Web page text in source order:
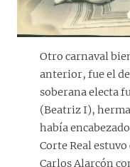
Otro carnaval
anterior, fue el
soberana electa
(Beatriz I),
había
Corte Real
Carlos Alarcón